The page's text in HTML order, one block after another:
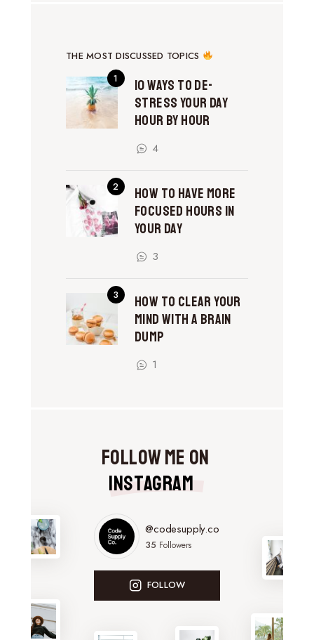
THE MOST DISCUSSED TOPICS
10 Ways to De-
Stress Your Day
Hour by Hour
4
How to Have More
Focused Hours in
Your Day
3
How to Clear Your
Mind With a Brain
Dump
1
Follow Me on
Instagram
@codesupply.co
35 Followers
FOLLOW